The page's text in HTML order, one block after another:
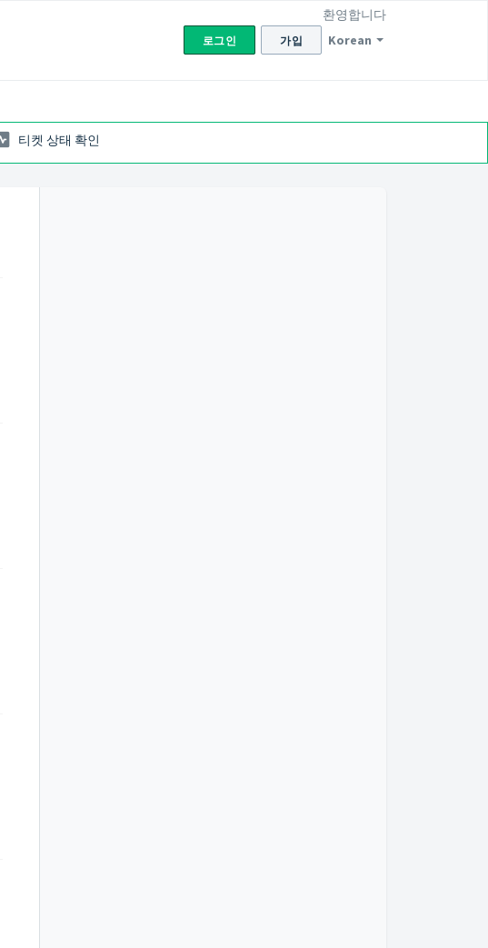
Korean
환영합니다
로그인 가입
티켓 상태 확인